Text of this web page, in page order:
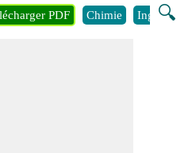
🔍
PDF Chimie Ingénierie